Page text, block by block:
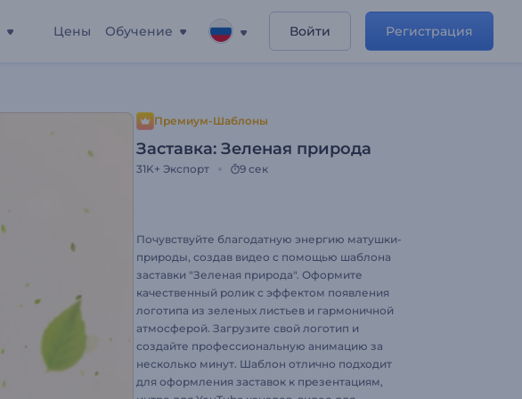
Цены Обучение Войти Регистрация
Премиум-Шаблоны
Заставка: Зеленая природа
31K+ Экспорт 9 сек
Почувствуйте благодатную энергию матушки-
природы, создав видео с помощью шаблона
заставки "Зеленая природа". Оформите
качественный ролик с эффектом появления
логотипа из зеленых листьев и гармоничной
атмосферой. Загрузите свой логотип и
создайте профессиональную анимацию за
несколько минут. Шаблон отлично подходит
для оформления заставок к презентациям,